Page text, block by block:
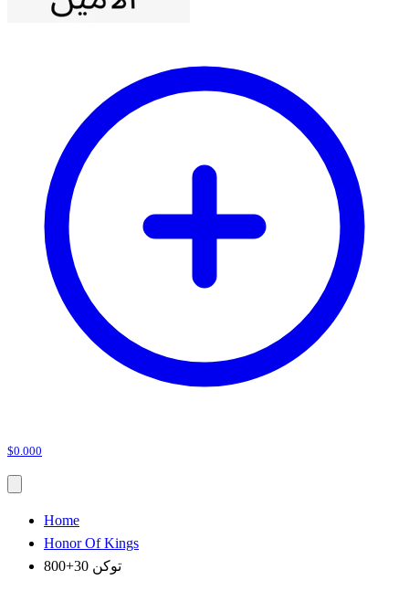
$0.000
Home
Honor Of Kings
800+30 توكن